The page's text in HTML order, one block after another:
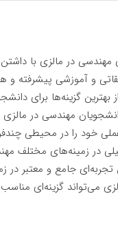
در مالزی با
و آموزشی پیشرفته و
بهترین گزینه‌ها برای
مهندسی در مالزی
خود را در محیطی
در زمینه‌های مختلف
تجربه‌ای جامع و معتبر
می‌تواند گزینه‌ای